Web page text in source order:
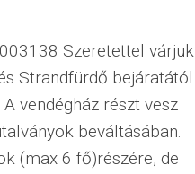
Szeretettel várjuk
Strandfürdő bejáratától
vendégház részt vesz
beváltásában.
(max 6 fő)részére, de